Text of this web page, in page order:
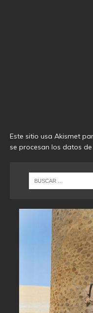
Este sitio usa Akismet
se procesan los datos